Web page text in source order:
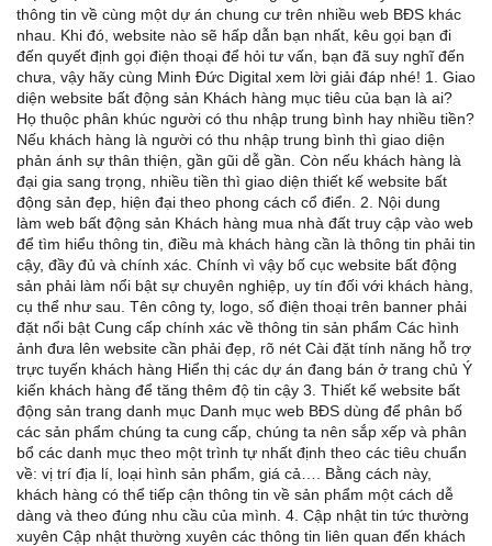
thông tin về cùng một dự án chung cư trên nhiều web BĐS khác
nhau. Khi đó, website nào sẽ hấp dẫn bạn nhất, kêu gọi bạn đi
đến quyết định gọi điện thoại để hỏi tư vấn, bạn đã suy nghĩ đến
chưa, vậy hãy cùng Minh Đức Digital xem lời giải đáp nhé! 1. Giao
diện website bất động sản Khách hàng mục tiêu của bạn là ai?
Họ thuộc phân khúc người có thu nhập trung bình hay nhiều tiền?
Nếu khách hàng là người có thu nhập trung bình thì giao diện
phản ánh sự thân thiện, gần gũi dễ gần. Còn nếu khách hàng là
đại gia sang trọng, nhiều tiền thì giao diện thiết kế website bất
động sản đẹp, hiện đại theo phong cách cổ điển. 2. Nội dung
làm web bất động sản Khách hàng mua nhà đất truy cập vào web
để tìm hiểu thông tin, điều mà khách hàng cần là thông tin phải tin
cậy, đầy đủ và chính xác. Chính vì vậy bố cục website bất động
sản phải làm nổi bật sự chuyên nghiệp, uy tín đối với khách hàng,
cụ thể như sau. Tên công ty, logo, số điện thoại trên banner phải
đặt nổi bật Cung cấp chính xác về thông tin sản phẩm Các hình
ảnh đưa lên website cần phải đẹp, rõ nét Cài đặt tính năng hỗ trợ
trực tuyến khách hàng Hiển thị các dự án đang bán ở trang chủ Ý
kiến khách hàng để tăng thêm độ tin cậy 3. Thiết kế website bất
động sản trang danh mục Danh mục web BĐS dùng để phân bố
các sản phẩm chúng ta cung cấp, chúng ta nên sắp xếp và phân
bổ các danh mục theo một trình tự nhất định theo các tiêu chuẩn
về: vị trí địa lí, loại hình sản phẩm, giá cả…. Bằng cách này,
khách hàng có thể tiếp cận thông tin về sản phẩm một cách dễ
dàng và theo đúng nhu cầu của mình. 4. Cập nhật tin tức thường
xuyên Cập nhật thường xuyên các thông tin liên quan đến khách